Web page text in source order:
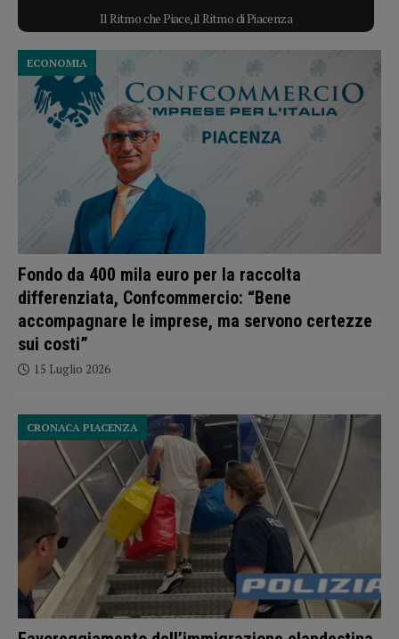
Il Ritmo che Piace, il Ritmo di Piacenza
Fondo da 400 mila euro per la raccolta
differenziata, Confcommercio: “Bene
accompagnare le imprese, ma servono certezze
sui costi”
ECONOMIA
15 Luglio 2026
CRONACA PIACENZA